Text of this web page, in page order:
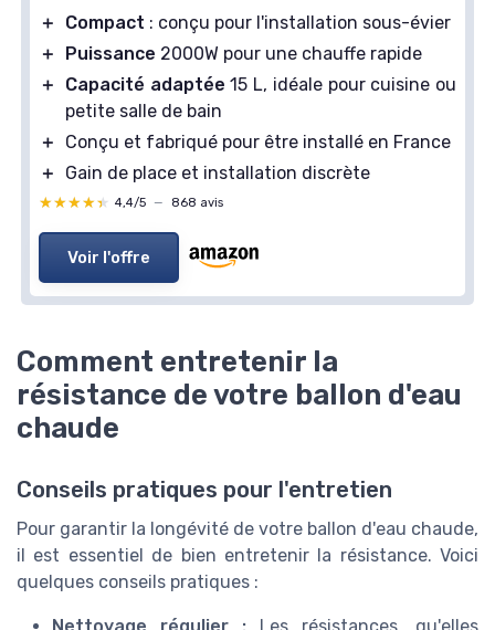
＋ Compact : conçu pour l'installation sous-évier
＋
Puissance 2000W pour une chauffe rapide
＋
Capacité adaptée 15 L, idéale pour cuisine ou
petite salle de bain
＋
Conçu et fabriqué pour être installé en France
＋
Gain de place et installation discrète
★★★★★
★★★★★ 4,4/5 — 868 avis
Voir l'offre
Comment entretenir la
résistance de votre ballon d'eau
chaude
Conseils pratiques pour l'entretien
Pour garantir la longévité de votre ballon d'eau chaude,
il est essentiel de bien entretenir la résistance. Voici
quelques conseils pratiques :